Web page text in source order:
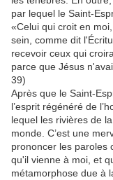
par lequel le Saint-
«Celui qui croit en
sein, comme dit
recevoir ceux qui
parce que Jésus
39)
Après que le Saint-
l’esprit régénéré de
lequel les rivières de
monde. C’est une
prononcer les paroles
qu'il vienne à moi, et
métamorphose due à